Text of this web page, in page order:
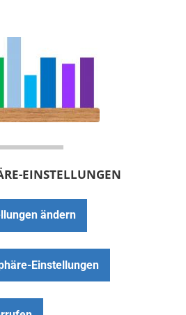
EINSTELLUNGEN
ändern
Einstellungen